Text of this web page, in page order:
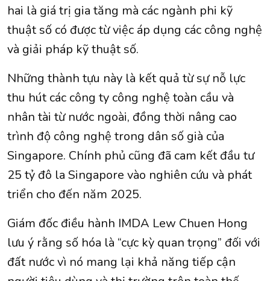
hai là giá trị gia tăng mà các ngành phi kỹ
thuật số có được từ việc áp dụng các công nghệ
và giải pháp kỹ thuật số.
Những thành tựu này là kết quả từ sự nỗ lực
thu hút các công ty công nghệ toàn cầu và
nhân tài từ nước ngoài, đồng thời nâng cao
trình độ công nghệ trong dân số già của
Singapore. Chính phủ cũng đã cam kết đầu tư
25 tỷ đô la Singapore vào nghiên cứu và phát
triển cho đến năm 2025.
Giám đốc điều hành IMDA Lew Chuen Hong
lưu ý rằng số hóa là “cực kỳ quan trọng” đối với
đất nước vì nó mang lại khả năng tiếp cận